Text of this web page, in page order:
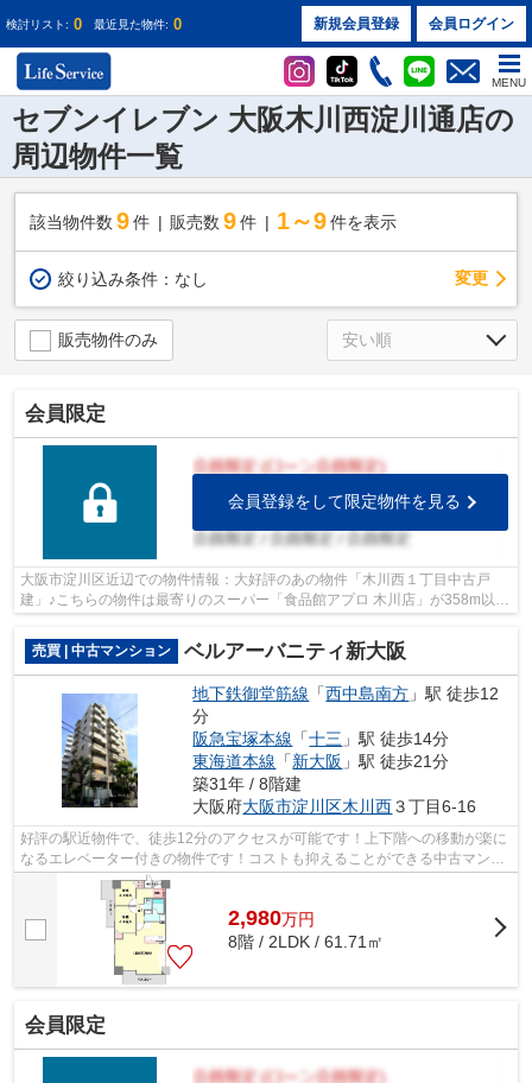
検討リスト: 0 最近見た物件: 0 新規会員登録 会員ログイン
MENU
セブンイレブン 大阪木川西淀川通店の
周辺物件一覧
該当物件数 9件 販売数 9 件 1～9 件を表示
絞り込み条件： なし 変更
販売物件のみ
会員限定
会員登録をして限定物件を見る
大阪市淀川区近辺での物件情報：大好評のあの物件「木川西１丁目中古戸
建」♪こちらの物件は最寄りのスーパー「食品館アプロ 木川店」が358m以内
売買 | 中古マンション
ベルアーバニティ新大阪
地下鉄御堂筋線 「西中島南方 」駅 徒歩12
分
阪急宝塚本線 「十三 」駅 徒歩14分
東海道本線 「新大阪 」駅 徒歩21分
築31年 / 8階建
大阪府大阪市淀川区木川西３丁目6-16
好評の駅近物件で、徒歩12分のアクセスが可能です！上下階への移動が楽に
なるエレベーター付きの物件です！コストも抑えることができる中古マンシ
ョンはオススメです！ライフサービス...
2,980万円
8階 / 2LDK / 61.71㎡
会員限定